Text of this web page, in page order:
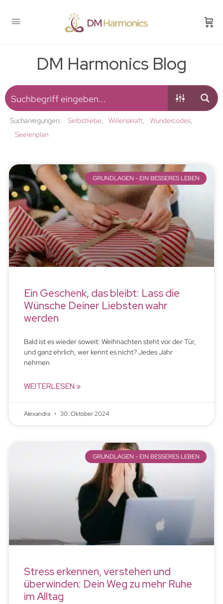
DM Harmonics Blog
Suchanregungen: Selbstliebe Willenskraft
Wundercodes
Seelenplan
GRUNDLAGEN - EIN BESSERES LEBEN
Ein Geschenk, das bleibt: Lass die
Wünsche Deiner Liebsten wahr
werden
Bald ist es wieder soweit: Weihnachten steht vor der Tür,
und ganz ehrlich, wer kennt es nicht? Jedes Jahr
nehmen
WEITERLESEN »
Alexandra 30. Oktober 2024
GRUNDLAGEN - EIN BESSERES LEBEN
Stress erkennen, verstehen und
überwinden: Dein Weg zu mehr Ruhe
im Alltag